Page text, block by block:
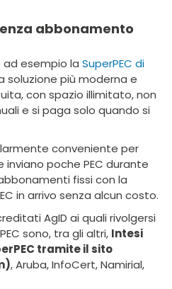
abbonamento
ad esempio la SuperPEC di
soluzione più moderna e
con spazio illimitato, non
e si paga solo quando si
conveniente per
poche PEC durante
fissi con la
in arrivo senza alcun costo.
AgID ai quali rivolgersi
sono, tra gli altri, Intesi
tramite il sito
, Aruba, InfoCert, Namirial,